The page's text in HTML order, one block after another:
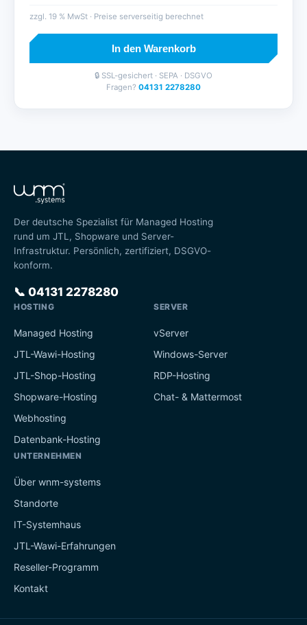
zzgl. 19 % MwSt · Preise serverseitig berechnet
In den Warenkorb
🔒 SSL-gesichert · SEPA · DSGVO
Fragen? 04131 2278280
Der deutsche Spezialist für Managed Hosting
rund um JTL, Shopware und Server-
Infrastruktur. Persönlich, zertifiziert, DSGVO-
konform.
📞 04131 2278280
HOSTING
Managed Hosting
JTL-Wawi-Hosting
JTL-Shop-Hosting
Shopware-Hosting
Webhosting
Datenbank-Hosting
SERVER
vServer
Windows-Server
RDP-Hosting
Chat- & Mattermost
UNTERNEHMEN
Über wnm-systems
Standorte
IT-Systemhaus
JTL-Wawi-Erfahrungen
Reseller-Programm
Kontakt